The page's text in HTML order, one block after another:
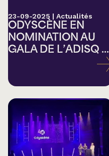
23-09-2025 | Actualités
ODYSCÈNE EN
NOMINATION AU
GALA DE L’ADISQ ...